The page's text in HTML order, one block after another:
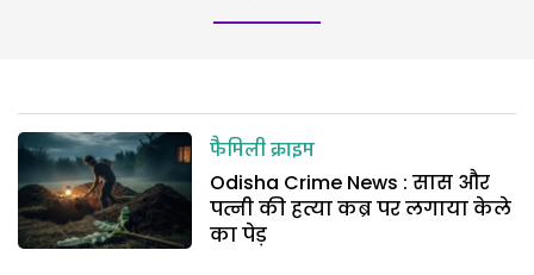
फैमिली क्राइम
Odisha Crime News : सास और
पत्नी की हत्या कब्र पर लगाया केले
का पेड़